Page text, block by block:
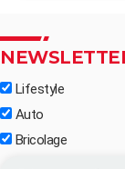
Lifestyle
Auto
Bricolage